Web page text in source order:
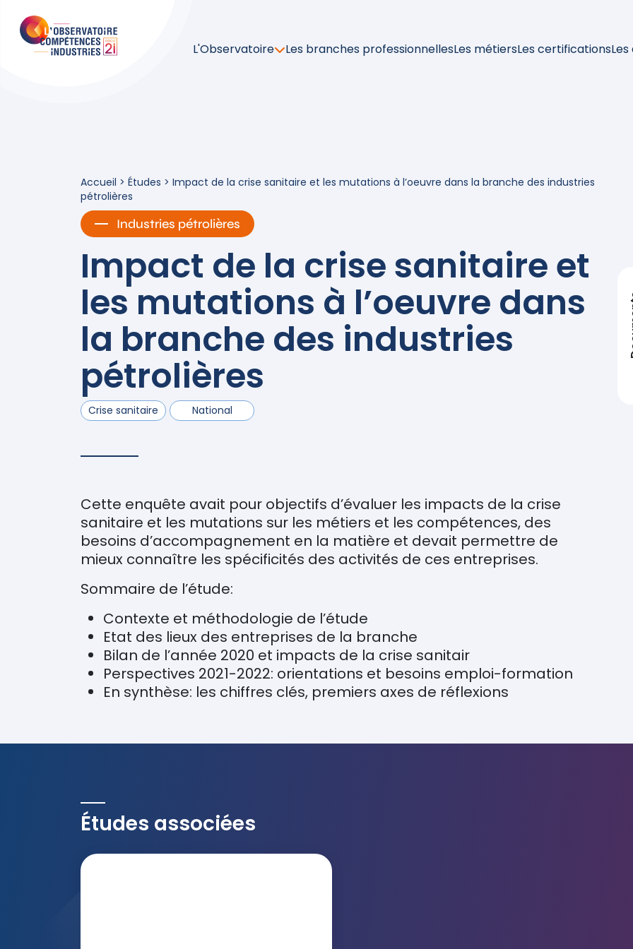
L'Observatoire Les branches professionnellesLes métiersLes certifications
Accueil > Études > Impact de la crise sanitaire et les mutations à l’oeuvre dans la branche des industries
pétrolières
Industries pétrolières
Impact de la crise sanitaire et
les mutations à l’oeuvre dans
la branche des industries
pétrolières
Crise sanitaire National
Cette enquête avait pour objectifs d’évaluer les impacts de la crise
sanitaire et les mutations sur les métiers et les compétences, des
besoins d’accompagnement en la matière et devait permettre de
mieux connaître les spécificités des activités de ces entreprises.
Sommaire de l’étude:
Contexte et méthodologie de l’étude
Etat des lieux des entreprises de la branche
Bilan de l’année 2020 et impacts de la crise sanitair
Perspectives 2021-2022: orientations et besoins emploi-formation
En synthèse: les chiffres clés, premiers axes de réflexions
Études associées